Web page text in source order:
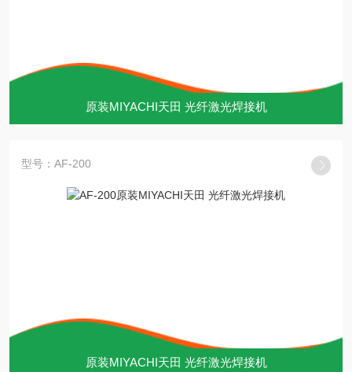
原装MIYACHI天田 光纤激光焊接机
型号：AF-200
原装MIYACHI天田 光纤激光焊接机